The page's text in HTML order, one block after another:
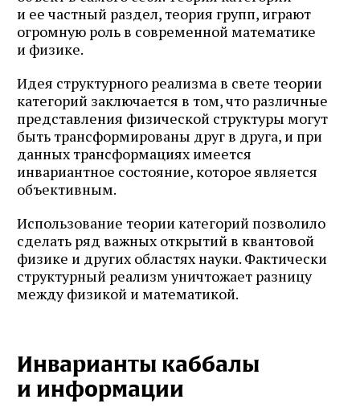
и ее частный раздел, теория групп, играют
огромную роль в современной математике
и физике.
Идея структурного реализма в свете теории
категорий заключается в том, что различные
представления физической структуры могут
быть трансформированы друг в друга, и при
данных трансформациях имеется
инвариантное состояние, которое является
объективным.
Использование теории категорий позволило
сделать ряд важных открытий в квантовой
физике и других областях науки. Фактически
структурный реализм уничтожает разницу
между физикой и математикой.
Инварианты каббалы
и информации